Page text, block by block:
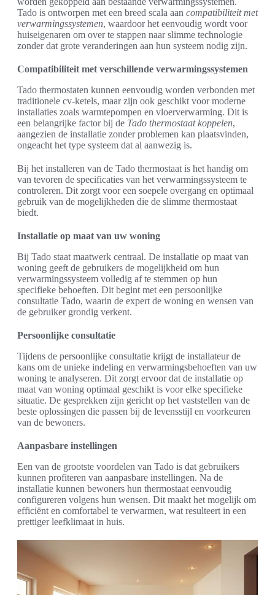
Tado is ontworpen met een breed scala aan compatibiliteit met
verwarmingssystemen, waardoor het eenvoudig wordt voor
huiseigenaren om over te stappen naar slimme technologie
zonder dat grote veranderingen aan hun systeem nodig zijn.
Compatibiliteit met verschillende verwarmingssystemen
Tado thermostaten kunnen eenvoudig worden verbonden met
traditionele cv-ketels, maar zijn ook geschikt voor moderne
installaties zoals warmtepompen en vloerverwarming. Dit is
een belangrijke factor bij de Tado thermostaat koppelen,
aangezien de installatie zonder problemen kan plaatsvinden,
ongeacht het type systeem dat al aanwezig is.
Bij het installeren van de Tado thermostaat is het handig om
van tevoren de specificaties van het verwarmingssysteem te
controleren. Dit zorgt voor een soepele overgang en optimaal
gebruik van de mogelijkheden die de slimme thermostaat
biedt.
Installatie op maat van uw woning
Bij Tado staat maatwerk centraal. De installatie op maat van
woning geeft de gebruikers de mogelijkheid om hun
verwarmingssysteem volledig af te stemmen op hun
specifieke behoeften. Dit begint met een persoonlijke
consultatie Tado, waarin de expert de woning en wensen van
de gebruiker grondig verkent.
Persoonlijke consultatie
Tijdens de persoonlijke consultatie krijgt de installateur de
kans om de unieke indeling en verwarmingsbehoeften van uw
woning te analyseren. Dit zorgt ervoor dat de installatie op
maat van woning optimaal geschikt is voor elke specifieke
situatie. De gesprekken zijn gericht op het vaststellen van de
beste oplossingen die passen bij de levensstijl en voorkeuren
van de bewoners.
Aanpasbare instellingen
Een van de grootste voordelen van Tado is dat gebruikers
kunnen profiteren van aanpasbare instellingen. Na de
installatie kunnen bewoners hun thermostaat eenvoudig
configureren volgens hun wensen. Dit maakt het mogelijk om
efficiënt en comfortabel te verwarmen, wat resulteert in een
prettiger leefklimaat in huis.